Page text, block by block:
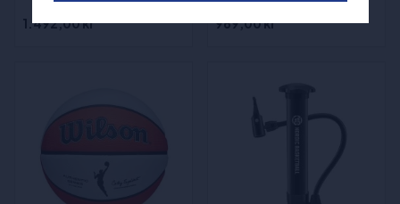
1.492,00 kr
969,00 kr